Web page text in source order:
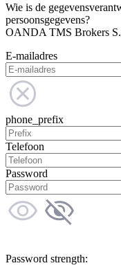
Wie is de
persoonsgegevens?
OANDA TMS Brokers
E-mailadres
phone_prefix
Telefoon
Password
Password strength: